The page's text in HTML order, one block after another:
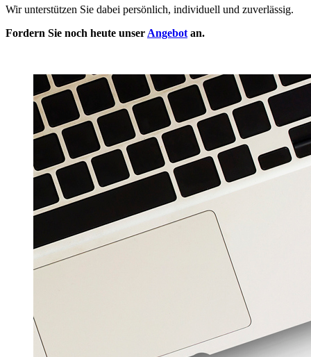
Wir unterstützen Sie dabei persönlich, individuell und zuverlässig.
Fordern Sie noch heute unser Angebot an.